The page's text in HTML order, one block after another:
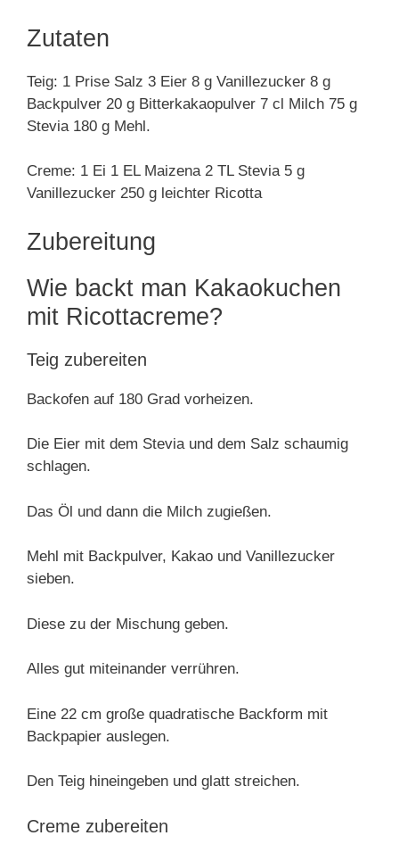
Zutaten
Teig: 1 Prise Salz 3 Eier 8 g Vanillezucker 8 g
Backpulver 20 g Bitterkakaopulver 7 cl Milch 75 g
Stevia 180 g Mehl.
Creme: 1 Ei 1 EL Maizena 2 TL Stevia 5 g
Vanillezucker 250 g leichter Ricotta
Zubereitung
Wie backt man Kakaokuchen
mit Ricottacreme?
Teig zubereiten
Backofen auf 180 Grad vorheizen.
Die Eier mit dem Stevia und dem Salz schaumig
schlagen.
Das Öl und dann die Milch zugießen.
Mehl mit Backpulver, Kakao und Vanillezucker
sieben.
Diese zu der Mischung geben.
Alles gut miteinander verrühren.
Eine 22 cm große quadratische Backform mit
Backpapier auslegen.
Den Teig hineingeben und glatt streichen.
Creme zubereiten